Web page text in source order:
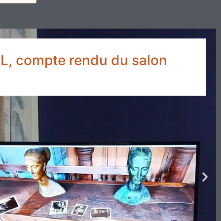
compte rendu du salon